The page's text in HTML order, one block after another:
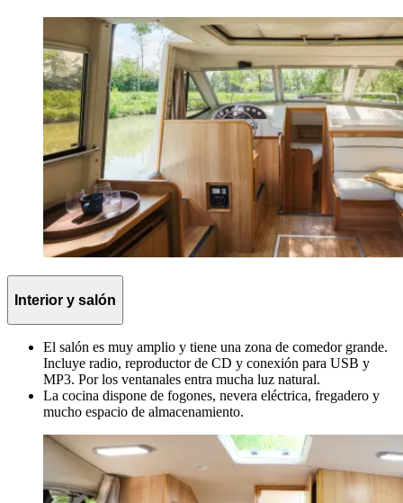
Interior y salón
El salón es muy amplio y tiene una zona de comedor grande.
Incluye radio, reproductor de CD y conexión para USB y
MP3. Por los ventanales entra mucha luz natural.
La cocina dispone de fogones, nevera eléctrica, fregadero y
mucho espacio de almacenamiento.